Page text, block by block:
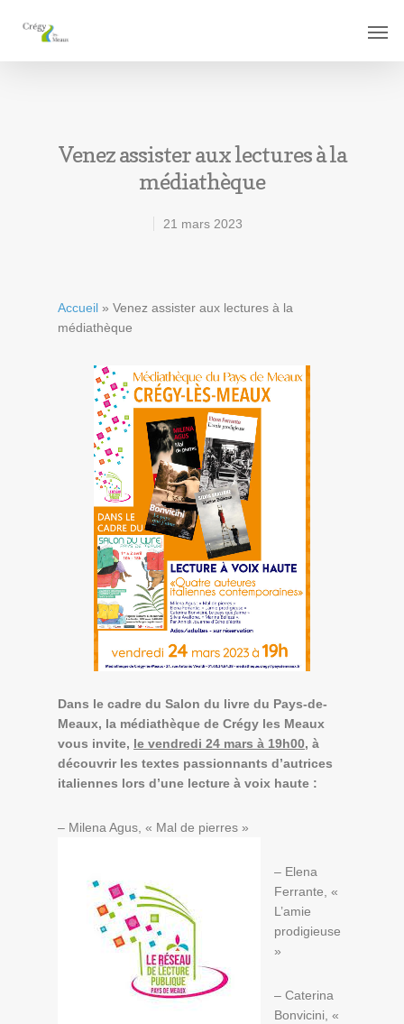
Venez assister aux lectures à la
médiathèque
21 mars 2023
Accueil » Venez assister aux lectures à la
médiathèque
Dans le cadre du Salon du livre du Pays-de-
Meaux, la médiathèque de Crégy les Meaux
vous invite, le vendredi 24 mars à 19h00, à
découvrir les textes passionnants d’autrices
italiennes lors d’une lecture à voix haute :
– Milena Agus, « Mal de pierres »
– Elena
Ferrante, «
L’amie
prodigieuse
»
– Caterina
Bonvicini, «